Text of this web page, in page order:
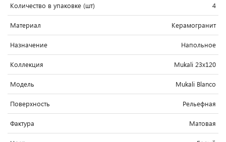
Количество в упаковке (шт) 4
Материал Керамогранит
Назначение Напольное
Коллекция Mukali 23x120
Модель Mukali Blanco
Поверхность Рельефная
Фактура Матовая